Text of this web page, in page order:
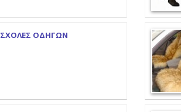
ΣΧΟΛΕΣ ΟΔΗΓΩΝ